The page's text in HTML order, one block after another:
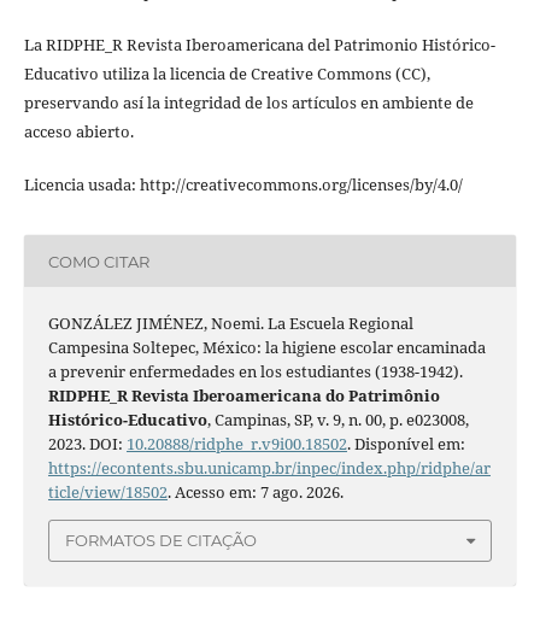
La RIDPHE_R Revista Iberoamericana del Patrimonio Histórico-
Educativo utiliza la licencia de Creative Commons (CC),
preservando así la integridad de los artículos en ambiente de
acceso abierto.
Licencia usada: http://creativecommons.org/licenses/by/4.0/
COMO CITAR
GONZÁLEZ JIMÉNEZ, Noemi. La Escuela Regional
Campesina Soltepec, México: la higiene escolar encaminada
a prevenir enfermedades en los estudiantes (1938-1942).
RIDPHE_R Revista Iberoamericana do Patrimônio
Histórico-Educativo, Campinas, SP, v. 9, n. 00, p. e023008,
2023. DOI: 10.20888/ridphe_r.v9i00.18502. Disponível em:
https://econtents.sbu.unicamp.br/inpec/index.php/ridphe/ar
ticle/view/18502. Acesso em: 7 ago. 2026.
FORMATOS DE CITAÇÃO